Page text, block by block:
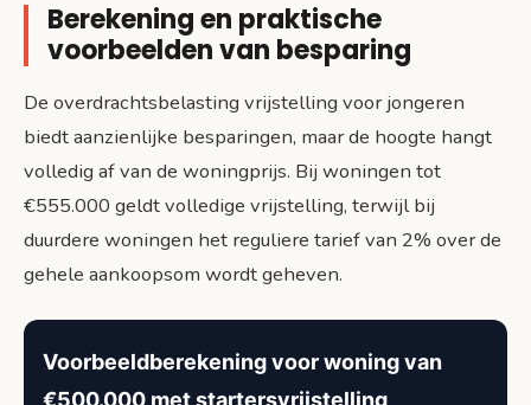
Berekening en praktische
voorbeelden van besparing
De overdrachtsbelasting vrijstelling voor jongeren
biedt aanzienlijke besparingen, maar de hoogte hangt
volledig af van de woningprijs. Bij woningen tot
€555.000 geldt volledige vrijstelling, terwijl bij
duurdere woningen het reguliere tarief van 2% over de
gehele aankoopsom wordt geheven.
Voorbeeldberekening voor woning van
€500.000 met startersvrijstelling